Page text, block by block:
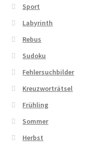
Sport
Labyrinth
Rebus
Sudoku
Fehlersuchbilder
Kreuzworträtsel
Frühling
Sommer
Herbst